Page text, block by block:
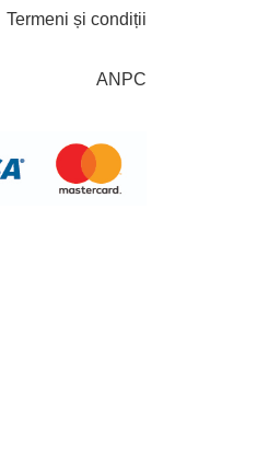
Termeni și condiții
ANPC